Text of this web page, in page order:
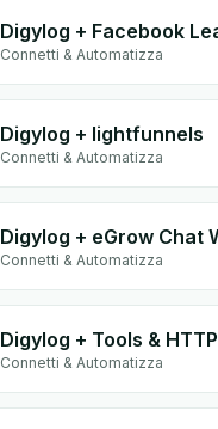
Digylog + Facebook
Connetti & Automatizza
Digylog + lightfunnels
Connetti & Automatizza
Digylog + eGrow Chat
Connetti & Automatizza
Digylog + Tools & HTTP
Connetti & Automatizza